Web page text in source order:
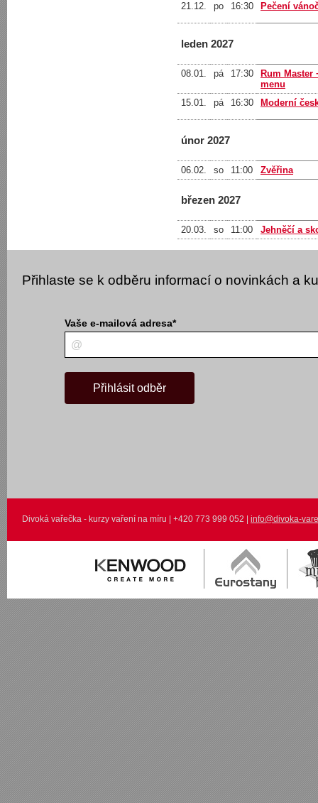
21.12. po 16:30 Pečení
leden 2027
08.01. pá 17:30
Rum
menu
15.01.
pá 16:30 Moderní
únor 2027
06.02. so 11:00 Zvěřina
březen 2027
20.03. so 11:00 Jehněčí a
Přihlaste se k odběru informací o novinkách a
Divoká vařečka - kurzy vaření na míru | +420 773 999 052 | info@divoka-